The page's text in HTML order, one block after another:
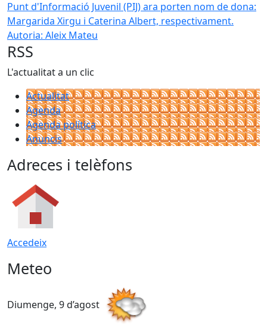
Punt d'Informació Juvenil (PIJ) ara porten nom de dona:
Margarida Xirgu i Caterina Albert, respectivament.
Autoria: Aleix Mateu
RSS
L'actualitat a un clic
Actualitat
Agenda
Agenda política
Anuncis
Adreces i telèfons
Accedeix
Meteo
Diumenge, 9 d’agost